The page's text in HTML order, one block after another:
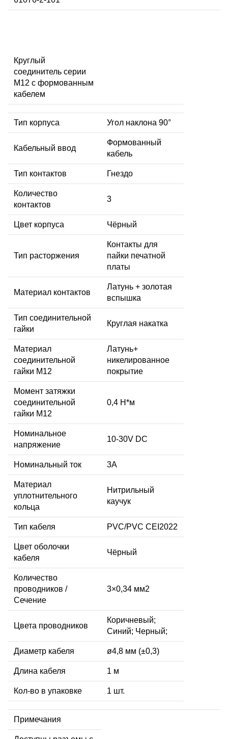
Круглый
соединитель серии
M12 с формованным
кабелем
Тип корпуса Угол наклона 90°
Кабельный ввод
Формованный
кабель
Тип контактов Гнездо
Количество
контактов
3
Цвет корпуса Чёрный
Тип расторжения
Контакты для
пайки печатной
платы
Материал контактов
Латунь + золотая
вспышка
Тип соединительной
гайки
Круглая накатка
Материал
соединительной
гайки M12
Латунь+
никелированное
покрытие
Момент затяжки
соединительной
гайки M12
0,4 Н*м
Номинальное
напряжение
10-30V DC
Номинальный ток 3A
Материал
уплотнительного
кольца
Нитрильный
каучук
Тип кабеля PVC/PVC CEI2022
Цвет оболочки
кабеля
Чёрный
Количество
проводников /
Сечение
3×0,34 мм2
Цвета проводников
Коричневый;
Синий; Черный;
Диаметр кабеля ø4,8 мм (±0,3)
Длина кабеля 1 м
Кол-во в упаковке 1 шт.
Примечания